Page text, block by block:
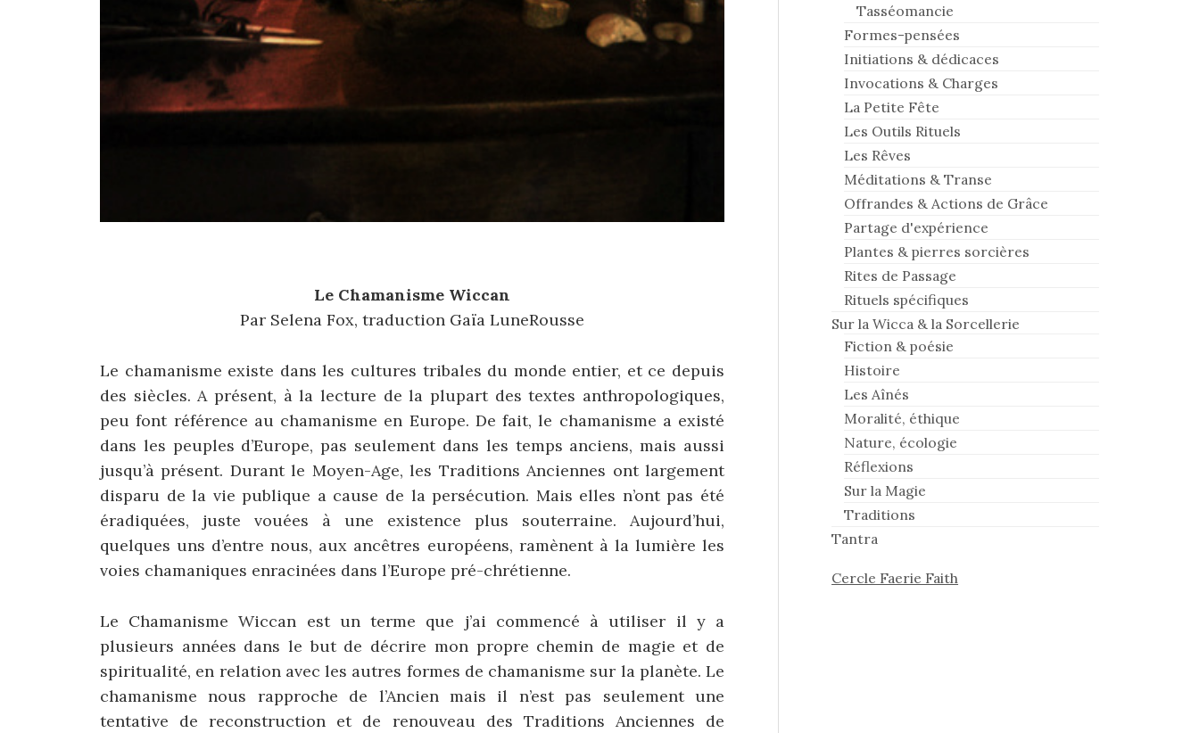
Le Chamanisme Wiccan
Par Selena Fox, traduction Gaïa LuneRousse
Le chamanisme existe dans les cultures tribales du monde entier, et ce depuis
des siècles. A présent, à la lecture de la plupart des textes anthropologiques,
peu font référence au chamanisme en Europe. De fait, le chamanisme a existé
dans les peuples d’Europe, pas seulement dans les temps anciens, mais aussi
jusqu’à présent. Durant le Moyen-Age, les Traditions Anciennes ont largement
disparu de la vie publique a cause de la persécution. Mais elles n’ont pas été
éradiquées, juste vouées à une existence plus souterraine. Aujourd’hui,
quelques uns d’entre nous, aux ancêtres européens, ramènent à la lumière les
voies chamaniques enracinées dans l’Europe pré-chrétienne.
Le Chamanisme Wiccan est un terme que j’ai commencé à utiliser il y a
plusieurs années dans le but de décrire mon propre chemin de magie et de
spiritualité, en relation avec les autres formes de chamanisme sur la planète. Le
chamanisme nous rapproche de l’Ancien mais il n’est pas seulement une
tentative de reconstruction et de renouveau des Traditions Anciennes de
Tasséomancie
Formes-pensées
Initiations & dédicaces
Invocations & Charges
La Petite Fête
Les Outils Rituels
Les Rêves
Méditations & Transe
Offrandes & Actions de Grâce
Partage d'expérience
Plantes & pierres sorcières
Rites de Passage
Rituels spécifiques
Sur la Wicca & la Sorcellerie
Fiction & poésie
Histoire
Les Aînés
Moralité, éthique
Nature, écologie
Réflexions
Sur la Magie
Traditions
Tantra
Cercle Faerie Faith